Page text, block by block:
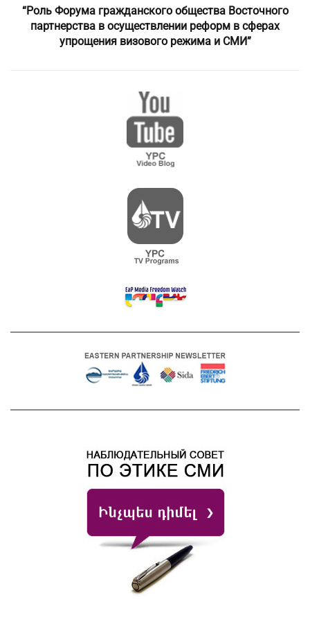
“Роль Форума гражданского общества Восточного
партнерства в осуществлении реформ в сферах
упрощения визового режима и СМИ”